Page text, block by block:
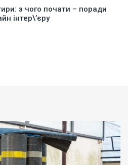
з чого почати – поради
інтер\’єру